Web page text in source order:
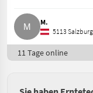
M.
5113 Salzburg
11 Tage online